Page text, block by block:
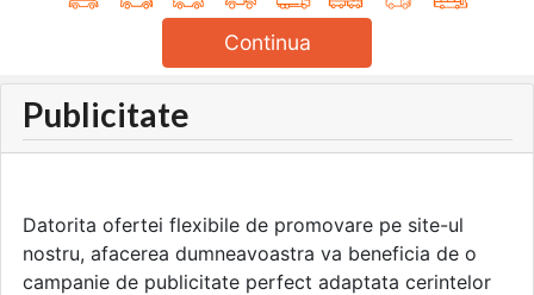
Continua
Publicitate
Datorita ofertei flexibile de promovare pe site-ul
nostru, afacerea dumneavoastra va beneficia de o
campanie de publicitate perfect adaptata cerintelor